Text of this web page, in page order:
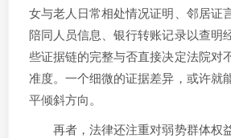
女与老人日常相处情况证明、邻居证
陪同人员信息、银行转账记录以查明
些证据链的完整与否直接决定法院对
准度。一个细微的证据差异，或许就
平倾斜方向。
再者，法律还注重对弱势群体权